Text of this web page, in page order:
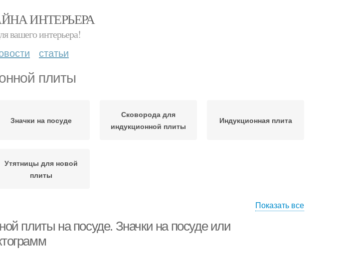
ИНТЕРЬЕРА
вашего интерьера!
статьи
плиты
Значки на посуде
Сковорода для
индукционной плиты
Индукционная плита
Утятницы для новой
плиты
Показать все
плиты на посуде. Значки на посуде или